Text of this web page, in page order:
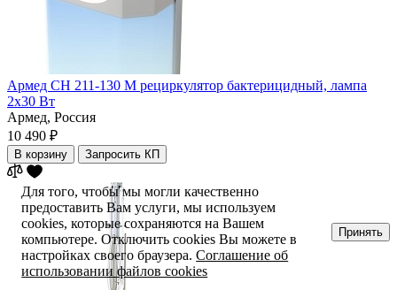
Армед СН 211-130 М рециркулятор бактерицидный, лампа
2х30 Вт
Армед, Россия
10 490 ₽
В корзину Запросить КП
Для того, чтобы мы могли качественно
предоставить Вам услуги, мы используем
cookies, которые сохраняются на Вашем
компьютере. Отключить cookies Вы можете в
настройках своего браузера.Соглашение об
использовании файлов cookies
Принять